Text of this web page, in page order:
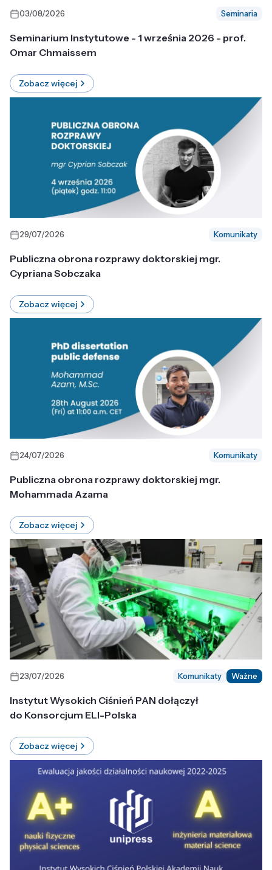
03/08/2026 Seminaria
Seminarium Instytutowe - 1 września 2026 - prof.
Omar Chmaissem
Zobacz więcej
29/07/2026 Komunikaty
Publiczna obrona rozprawy doktorskiej mgr.
Cypriana Sobczaka
Zobacz więcej
24/07/2026 Komunikaty
Publiczna obrona rozprawy doktorskiej mgr.
Mohammada Azama
Zobacz więcej
23/07/2026 Komunikaty Ważne
Instytut Wysokich Ciśnień PAN dołączył
do Konsorcjum ELI-Polska
Zobacz więcej